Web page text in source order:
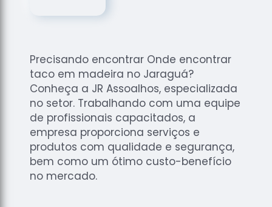
Raspagem
de Tacos
de
Madeiras
Raspagens
de Pisos
Madeiras
Precisando encontrar Onde encontrar
taco em madeira no Jaraguá?
Conheça a JR Assoalhos, especializada
no setor. Trabalhando com uma equipe
de profissionais capacitados, a
empresa proporciona serviços e
produtos com qualidade e segurança,
bem como um ótimo custo-benefício
no mercado.